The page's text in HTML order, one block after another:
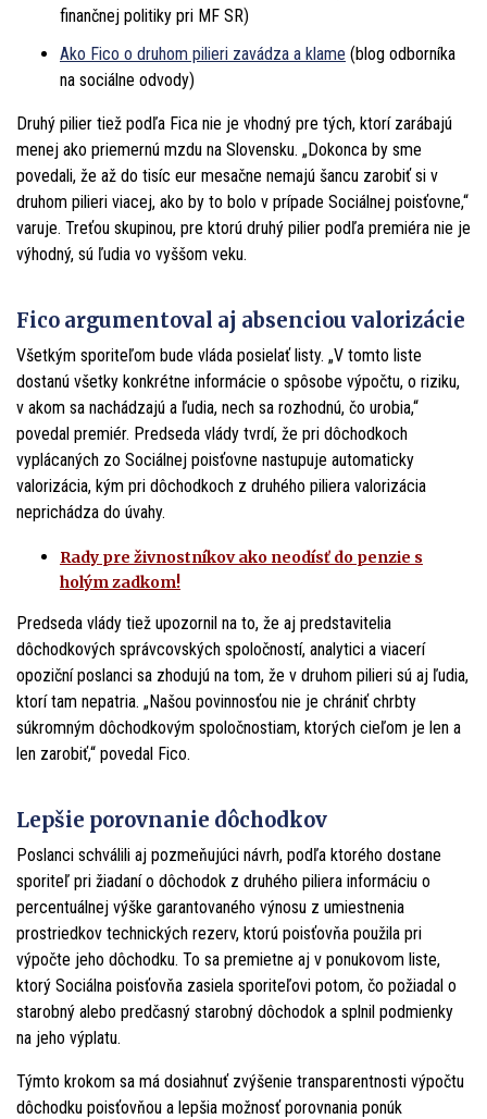
finančnej politiky pri MF SR)
Ako Fico o druhom pilieri zavádza a klame (blog odborníka
na sociálne odvody)
Druhý pilier tiež podľa Fica nie je vhodný pre tých, ktorí zarábajú
menej ako priemernú mzdu na Slovensku. „Dokonca by sme
povedali, že až do tisíc eur mesačne nemajú šancu zarobiť si v
druhom pilieri viacej, ako by to bolo v prípade Sociálnej poisťovne,“
varuje. Treťou skupinou, pre ktorú druhý pilier podľa premiéra nie je
výhodný, sú ľudia vo vyššom veku.
Fico argumentoval aj absenciou valorizácie
Všetkým sporiteľom bude vláda posielať listy. „V tomto liste
dostanú všetky konkrétne informácie o spôsobe výpočtu, o riziku,
v akom sa nachádzajú a ľudia, nech sa rozhodnú, čo urobia,“
povedal premiér. Predseda vlády tvrdí, že pri dôchodkoch
vyplácaných zo Sociálnej poisťovne nastupuje automaticky
valorizácia, kým pri dôchodkoch z druhého piliera valorizácia
neprichádza do úvahy.
Rady pre živnostníkov ako neodísť do penzie s
holým zadkom!
Predseda vlády tiež upozornil na to, že aj predstavitelia
dôchodkových správcovských spoločností, analytici a viacerí
opoziční poslanci sa zhodujú na tom, že v druhom pilieri sú aj ľudia,
ktorí tam nepatria. „Našou povinnosťou nie je chrániť chrbty
súkromným dôchodkovým spoločnostiam, ktorých cieľom je len a
len zarobiť,“ povedal Fico.
Lepšie porovnanie dôchodkov
Poslanci schválili aj pozmeňujúci návrh, podľa ktorého dostane
sporiteľ pri žiadaní o dôchodok z druhého piliera informáciu o
percentuálnej výške garantovaného výnosu z umiestnenia
prostriedkov technických rezerv, ktorú poisťovňa použila pri
výpočte jeho dôchodku. To sa premietne aj v ponukovom liste,
ktorý Sociálna poisťovňa zasiela sporiteľovi potom, čo požiadal o
starobný alebo predčasný starobný dôchodok a splnil podmienky
na jeho výplatu.
Týmto krokom sa má dosiahnuť zvýšenie transparentnosti výpočtu
dôchodku poisťovňou a lepšia možnosť porovnania ponúk